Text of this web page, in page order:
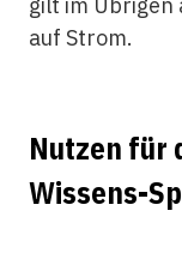
auf Strom.
Nutzen für
Wissens-